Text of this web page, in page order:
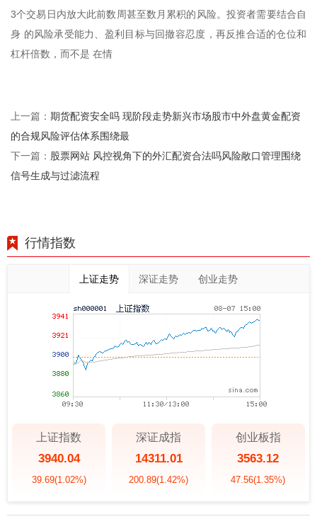
3个交易日内放大此前数周甚至数月累积的风险。投资者需要结合自
身 的风险承受能力、盈利目标与回撤容忍度，再反推合适的仓位和
杠杆倍数，而不是 在情
上一篇： 期货配资安全吗 现阶段走势新兴市场股市中外盘黄金配资
的合规风险评估体系围绕最
下一篇： 股票网站 风控视角下的外汇配资合法吗风险敞口管理围绕
信号生成与过滤流程
行情指数
上证走势 深证走势 创业走势
上证指数
3940.04
39.69(1.02%)
深证成指
14311.01
200.89(1.42%)
创业板指
3563.12
47.56(1.35%)